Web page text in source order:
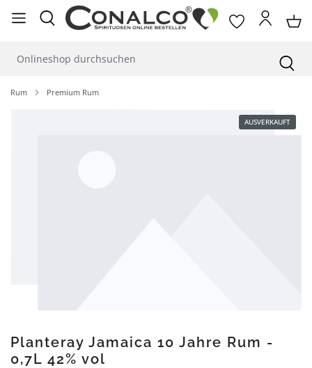
springen
Rum Premium Rum
AUSVERKAUFT
Planteray Jamaica 10 Jahre Rum -
0,7L 42% vol